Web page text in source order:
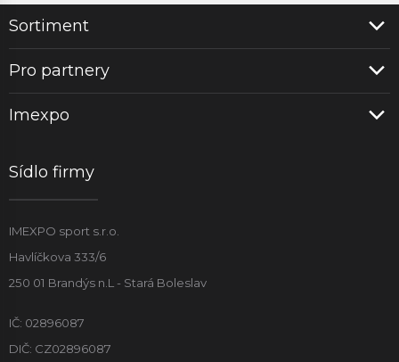
Sortiment
Pro partnery
Imexpo
Sídlo firmy
IMEXPO sport s.r.o.
Havlíčkova 333/6
250 01 Brandýs n.L - Stará Boleslav
IČ: 02896087
DIČ: CZ02896087